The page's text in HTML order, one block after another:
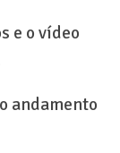
e o vídeo
andamento